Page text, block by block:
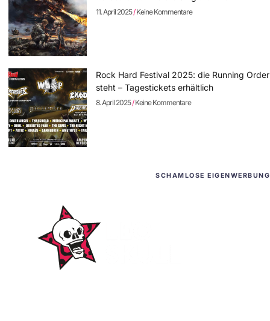
11. April 2025 Keine Kommentare
Rock Hard Festival 2025: die Running Order
steht – Tagestickets erhältlich
8. April 2025 Keine Kommentare
SCHAMLOSE EIGENWERBUNG